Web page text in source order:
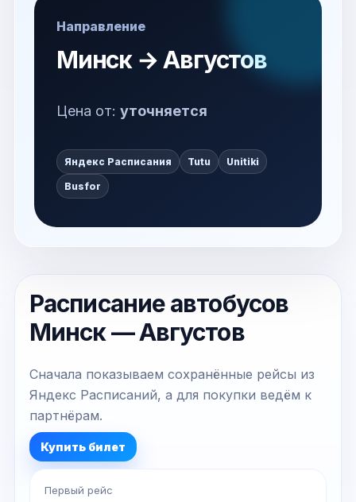
Направление
Минск → Августов
Цена от: уточняется
Яндекс Расписания Tutu Unitiki
Busfor
Расписание автобусов
Минск — Августов
Сначала показываем сохранённые рейсы из
Яндекс Расписаний, а для покупки ведём к
партнёрам.
Купить билет
Первый рейс